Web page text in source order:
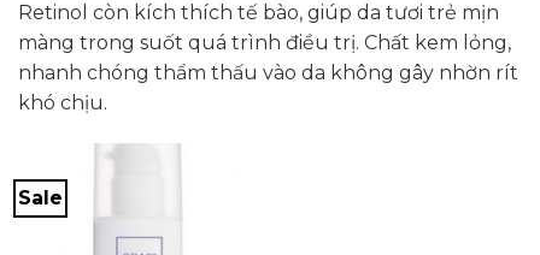
Retinol còn kích thích tế bào, giúp da tươi trẻ mịn
màng trong suốt quá trình điều trị. Chất kem lỏng,
nhanh chóng thẩm thấu vào da không gây nhờn rít
khó chịu.
Sale